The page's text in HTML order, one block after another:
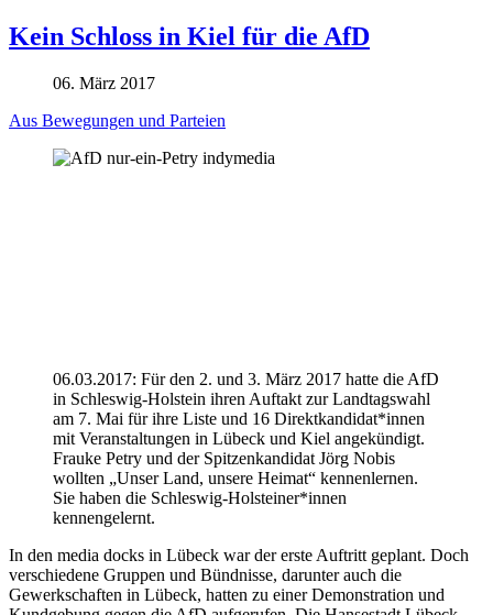
Kein Schloss in Kiel für die AfD
06. März 2017
Aus Bewegungen und Parteien
06.03.2017: Für den 2. und 3. März 2017 hatte die AfD
in Schleswig-Holstein ihren Auftakt zur Landtagswahl
am 7. Mai für ihre Liste und 16 Direktkandidat*innen
mit Veranstaltungen in Lübeck und Kiel angekündigt.
Frauke Petry und der Spitzenkandidat Jörg Nobis
wollten „Unser Land, unsere Heimat“ kennenlernen.
Sie haben die Schleswig-Holsteiner*innen
kennengelernt.
In den media docks in Lübeck war der erste Auftritt geplant. Doch
verschiedene Gruppen und Bündnisse, darunter auch die
Gewerkschaften in Lübeck, hatten zu einer Demonstration und